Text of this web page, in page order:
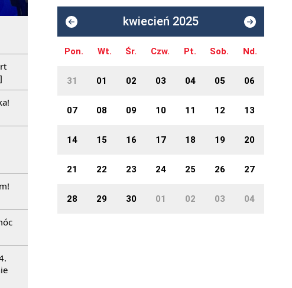
kwiecień 2025
Pon. Wt. Śr. Czw. Pt. Sob. Nd.
31 01 02 03 04 05 06
07 08 09 10 11 12 13
14 15 16 17 18 19 20
21 22 23 24 25 26 27
28 29 30 01 02 03 04